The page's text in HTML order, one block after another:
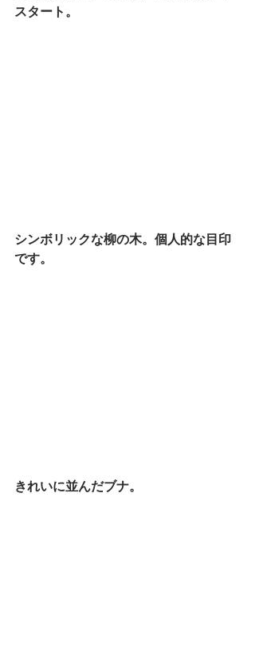
スタート。
シンボリックな柳の木。個人的な目印
です。
きれいに並んだブナ。